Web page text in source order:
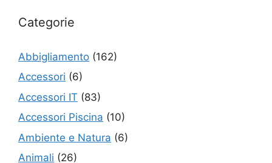
Categorie
Abbigliamento (162)
Accessori (6)
Accessori IT (83)
Accessori Piscina (10)
Ambiente e Natura (6)
Animali (26)